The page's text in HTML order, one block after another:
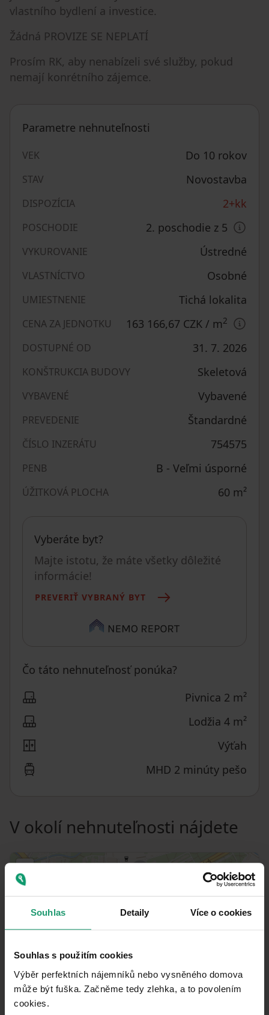
Souhlas Detaily Více o cookies
Souhlas s použitím cookies
Výběr perfektních nájemníků nebo vysněného domova
může být fuška. Začněme tedy zlehka, a to povolením
cookies.​
vlastního bydlení a investice.
Žádná PROVIZE SE NEPLATÍ
Prosím RK, aby nenabízeli své služby, pokud
nemají konrétního zájemce.
Parametre nehnuteľnosti
VEK Do 10 rokov
STAV Novostavba
DISPOZÍCIA 2+kk
POSCHODIE 2. poschodie z 5
VYKUROVANIE Ústredné
VLASTNÍCTVO Osobné
UMIESTNENIE Tichá lokalita
CENA ZA JEDNOTKU 163 166,67 CZK / m2
DOSTUPNÉ OD 31. 7. 2026
KONŠTRUKCIA BUDOVY Skeletová
VYBAVENÉ Vybavené
PREVEDENIE Štandardné
ČÍSLO INZERÁTU 754575
PENB B - Veľmi úsporné
ÚŽITKOVÁ PLOCHA 60 m²
Vyberáte byt?
Majte istotu, že máte všetky dôležité
informácie!
PREVERIŤ VYBRANÝ BYT
Čo táto nehnuteľnosť ponúka?
Pivnica 2 m²
Lodžia 4 m²
Výťah
MHD 2 minúty pešo
V okolí nehnuteľnosti nájdete